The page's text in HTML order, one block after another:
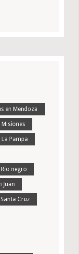
en Mendoza
Misiones
La Pampa
Rio negro
Juan
Cruz